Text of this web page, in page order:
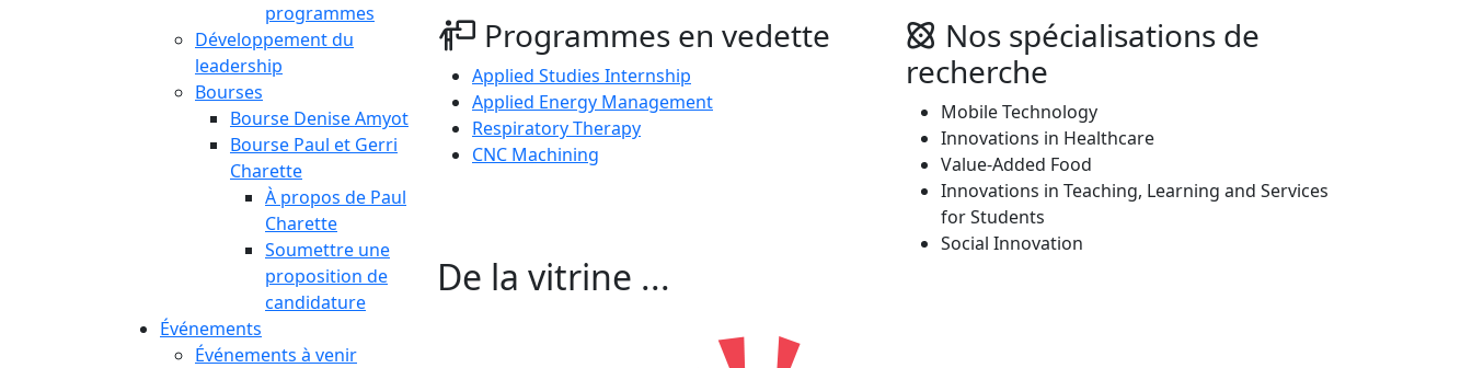
programmes
Développement du
leadership
Bourses
Bourse Denise Amyot
Bourse Paul et Gerri
Charette
À propos de Paul
Charette
Soumettre une
proposition de
candidature
Événements
Événements à venir
Programmes en vedette
Applied Studies Internship
Applied Energy Management
Respiratory Therapy
CNC Machining
Nos spécialisations de
recherche
Mobile Technology
Innovations in Healthcare
Value-Added Food
Innovations in Teaching, Learning and Services
for Students
Social Innovation
De la vitrine ...